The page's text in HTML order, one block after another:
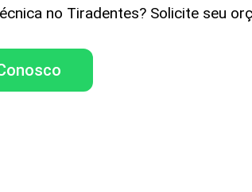
no Tiradentes? Solicite seu